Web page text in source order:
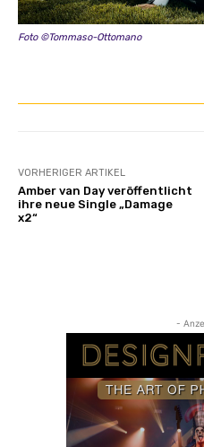
Foto ©Tommaso-Ottomano
VORHERIGER ARTIKEL
Amber van Day veröffentlicht
ihre neue Single „Damage
x2“
-